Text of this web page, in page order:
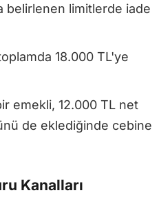
belirlenen limitlerde iade
18.000 TL'ye
emekli, 12.000 TL net
de eklediğinde cebine
Kanalları